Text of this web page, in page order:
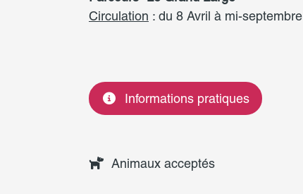
Circulation : du 8 Avril à mi-septembre
Informations pratiques
Animaux acceptés